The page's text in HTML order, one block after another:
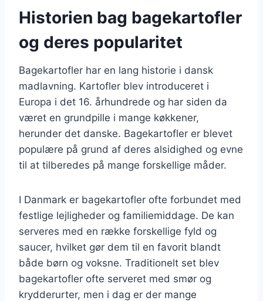
Historien bag bagekartofler
og deres popularitet
Bagekartofler har en lang historie i dansk
madlavning. Kartofler blev introduceret i
Europa i det 16. århundrede og har siden da
været en grundpille i mange køkkener,
herunder det danske. Bagekartofler er blevet
populære på grund af deres alsidighed og evne
til at tilberedes på mange forskellige måder.
I Danmark er bagekartofler ofte forbundet med
festlige lejligheder og familiemiddage. De kan
serveres med en række forskellige fyld og
saucer, hvilket gør dem til en favorit blandt
både børn og voksne. Traditionelt set blev
bagekartofler ofte serveret med smør og
krydderurter, men i dag er der mange